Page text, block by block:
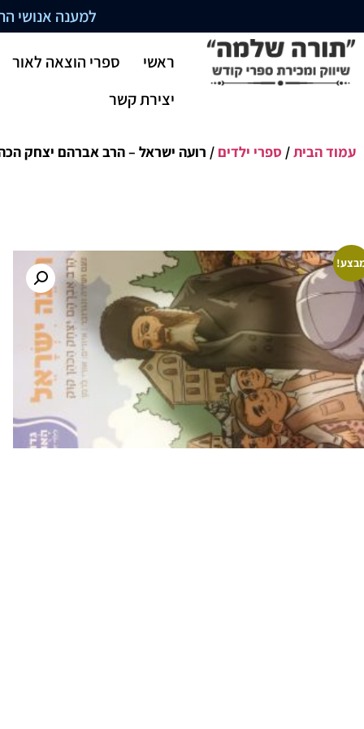
למענה אנושי התקשרו
ראשי
ספרי הוצאה לאור
יצירת קשר
עמוד הבית/ ספרי ילדים / רועה ישראל – הרב אברהם יצחק